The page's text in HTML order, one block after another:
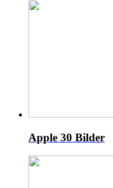
Apple 30 Bilder